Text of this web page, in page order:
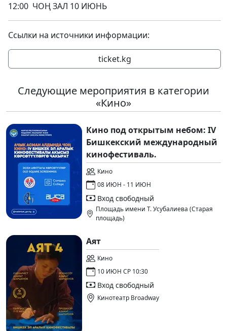
12:00 ЧОҢ ЗАЛ 10 ИЮНЬ
Ссылки на источники информации:
ticket.kg
Следующие мероприятия в категории
«Кино»
Кино под открытым небом: IV
Бишкекский международный
кинофестиваль.
Кино
08 ИЮН - 11 ИЮН
Вход свободный
Площадь имени Т. Усубалиева (Старая
площадь)
Аят
Кино
10 ИЮН СР 10:30
Вход свободный
Кинотеатр Broadway